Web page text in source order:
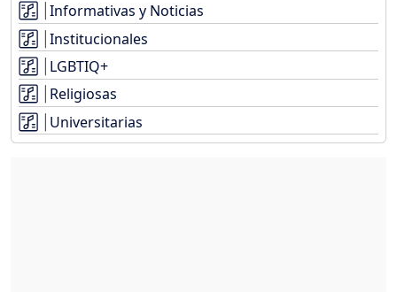
Informativas y Noticias
Institucionales
LGBTIQ+
Religiosas
Universitarias